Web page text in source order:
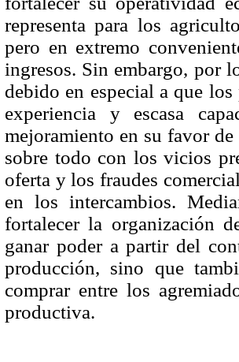
representa para los
pero en extremo
ingresos. Sin embargo, por
debido en especial a que
experiencia y escasa
mejoramiento en su favor
sobre todo con los vicios
oferta y los fraudes
en los intercambios.
fortalecer la organización
ganar poder a partir del
producción, sino que
comprar entre los
productiva.